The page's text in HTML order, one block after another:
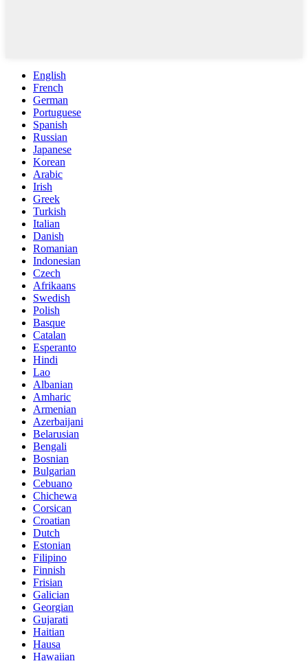
English
French
German
Portuguese
Spanish
Russian
Japanese
Korean
Arabic
Irish
Greek
Turkish
Italian
Danish
Romanian
Indonesian
Czech
Afrikaans
Swedish
Polish
Basque
Catalan
Esperanto
Hindi
Lao
Albanian
Amharic
Armenian
Azerbaijani
Belarusian
Bengali
Bosnian
Bulgarian
Cebuano
Chichewa
Corsican
Croatian
Dutch
Estonian
Filipino
Finnish
Frisian
Galician
Georgian
Gujarati
Haitian
Hausa
Hawaiian